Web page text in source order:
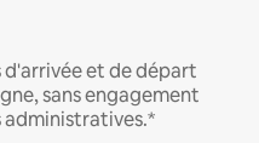
d'arrivée et de départ
sans engagement